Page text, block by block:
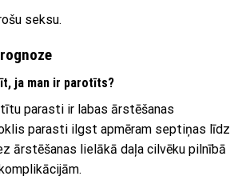
seksu.
ja man ir parotīts?
parasti ir labas ārstēšanas
parasti ilgst apmēram septiņas līdz
ārstēšanas lielākā daļa cilvēku pilnībā